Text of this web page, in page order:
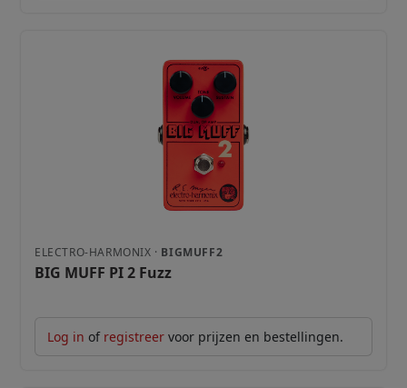
ELECTRO-HARMONIX · BIGMUFF2
BIG MUFF PI 2 Fuzz
Log in of registreervoor prijzen en bestellingen.